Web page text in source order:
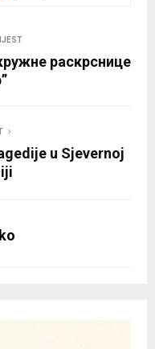
раскрснице
u Sjevernoj